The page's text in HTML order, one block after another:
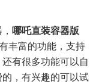
哪吒直装容器版
丰富的功能，支持
有很多功能可以自
，有兴趣的可以试